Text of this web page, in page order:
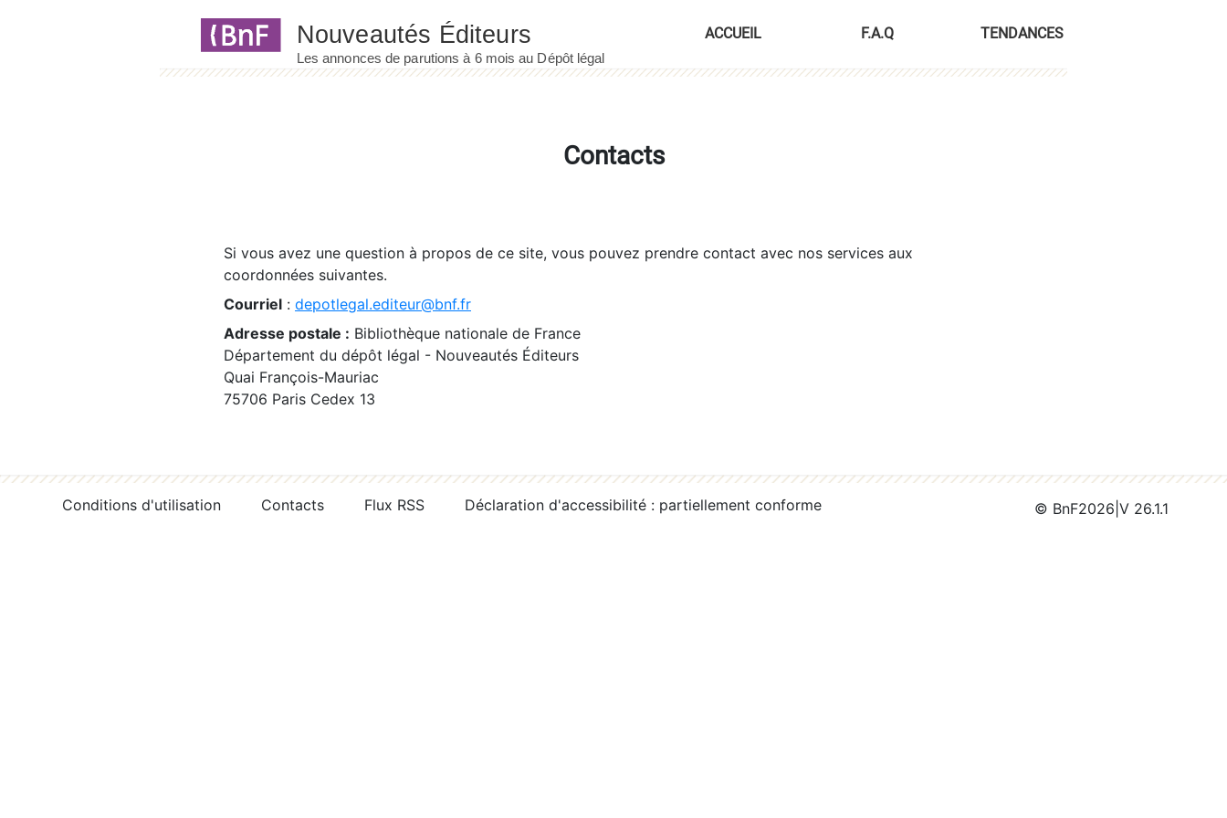
ACCUEIL F.A.Q TENDANCES
Contacts
Si vous avez une question à propos de ce site, vous pouvez prendre contact avec nos services aux
coordonnées suivantes.
Courriel : depotlegal.editeur@bnf.fr
Adresse postale : Bibliothèque nationale de France
Département du dépôt légal - Nouveautés Éditeurs
Quai François-Mauriac
75706 Paris Cedex 13
Conditions d'utilisation Contacts Flux RSS Déclaration d'accessibilité : partiellement conforme © BnF2026 V 26.1.1